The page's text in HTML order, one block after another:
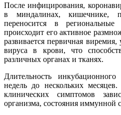
После инфицирования,
в миндалинах, кишечнике,
переносится в
происходит его активное
развивается первичная виремия,
вируса в крови, что
различных органах и тканях.
Длительность
недель до нескольких
клинических симптомов
организма, состояния иммунной